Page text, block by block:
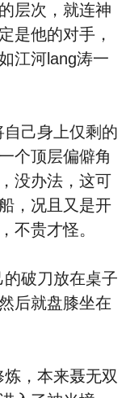
层次，就连神
是他的对手，
江河lang涛一
己身上仅剩的
个顶层偏僻角
没办法，这可
，况且又是开
不贵才怪。
破刀放在桌子
后就盘膝坐在
，本来聂无双